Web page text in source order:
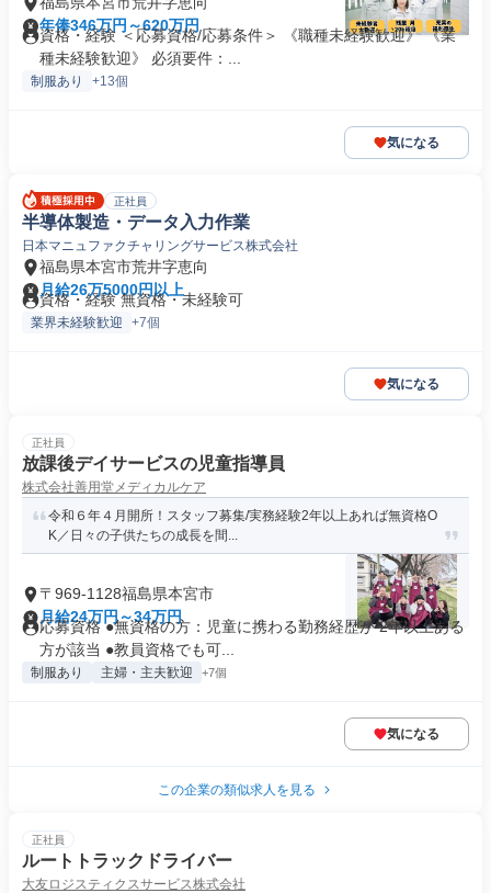
年俸346万円～620万円
資格・経験 ＜応募資格/応募条件＞ 《職種未経験歓迎》 《業
種未経験歓迎》 必須要件：...
制服あり +13個
気になる
正社員
半導体製造・データ入力作業
日本マニュファクチャリングサービス株式会社
福島県本宮市荒井字恵向
月給26万5000円以上
資格・経験 無資格・未経験可
業界未経験歓迎 +7個
気になる
正社員
放課後デイサービスの児童指導員
株式会社善用堂メディカルケア
令和６年４月開所！スタッフ募集/実務経験2年以上あれば無資格O
K／日々の子供たちの成長を間...
〒969-1128福島県本宮市
月給24万円～34万円
応募資格 ●無資格の方：児童に携わる勤務経歴が 2年以上ある
方が該当 ●教員資格でも可...
制服あり 主婦・主夫歓迎 +7個
気になる
この企業の類似求人を見る
正社員
ルートトラックドライバー
大友ロジスティクスサービス株式会社